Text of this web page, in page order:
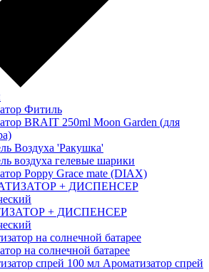
Фитиль
BRAIT 250ml Moon Garden (для
Воздуха 'Ракушка'
воздуха гелевые шарики
Poppy Grace mate (DIAX)
+ ДИСПЕНСЕР
на солнечной батарее
Ароматизатор спрей